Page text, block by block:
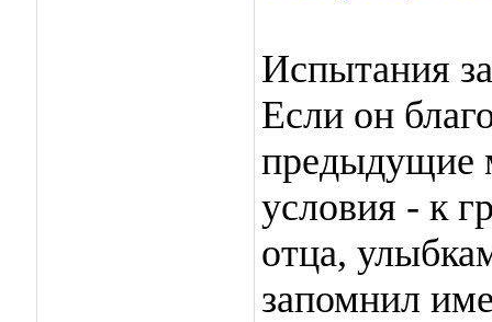
Испытания
Если он
предыдущие
условия - к
отца,
запомнил